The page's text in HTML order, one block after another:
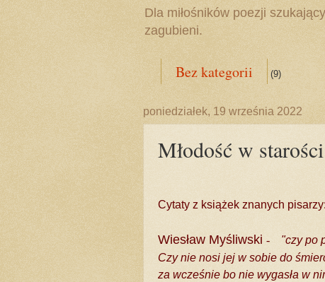
Dla miłośników poezji
zagubieni.
Bez kategorii (9)
poniedziałek, 19 września 2022
Młodość w starości
Cytaty z książek znanych pisarzy:
Wiesław Myśliwski -
"czy po
Czy nie nosi jej w sobie do
za wcześnie bo nie wygasła w